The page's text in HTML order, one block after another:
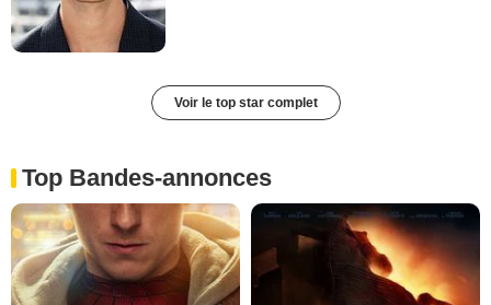
Voir le top star complet
Top Bandes-annonces